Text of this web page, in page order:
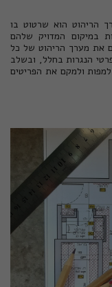
הריהוט הוא שרטוט בו
במיקום המדויק שלהם
את מערך הריהוט של כל
הנגרות בחלל, ובשלב
ולמקם את הפריטים